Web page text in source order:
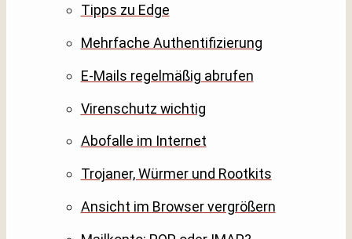
Tipps zu Edge
Mehrfache Authentifizierung
E-Mails regelmäßig abrufen
Virenschutz wichtig
Abofalle im Internet
Trojaner, Würmer und Rootkits
Ansicht im Browser vergrößern